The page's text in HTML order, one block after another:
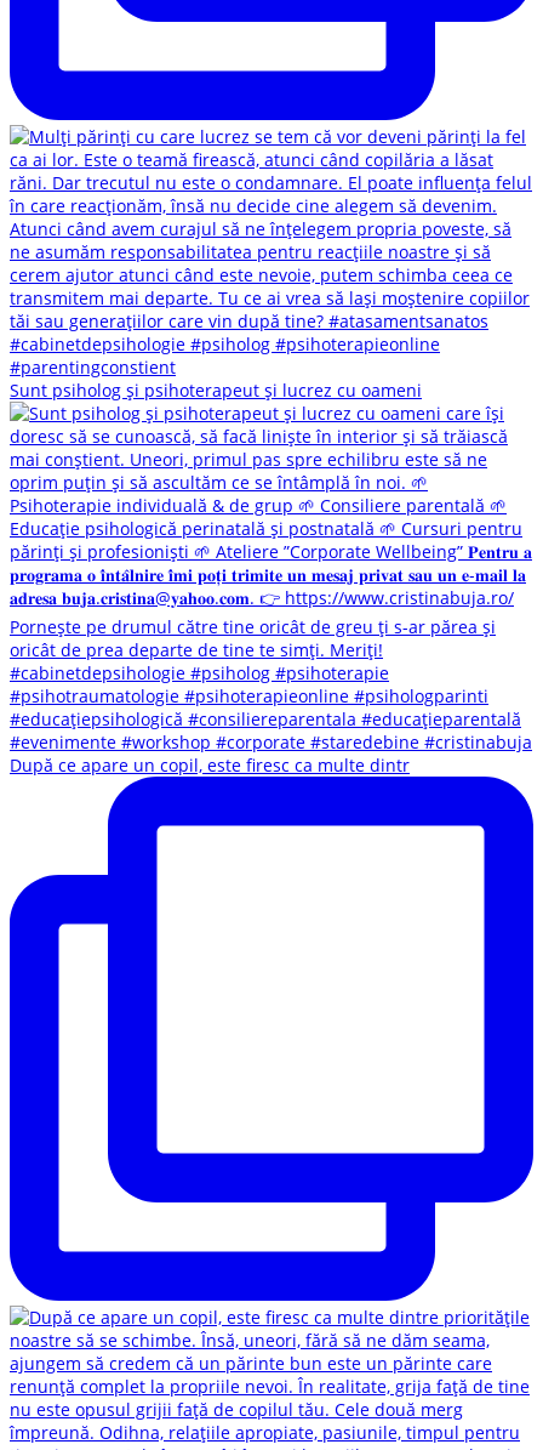
Sunt psiholog și psihoterapeut și lucrez cu oameni
După ce apare un copil, este firesc ca multe dintr